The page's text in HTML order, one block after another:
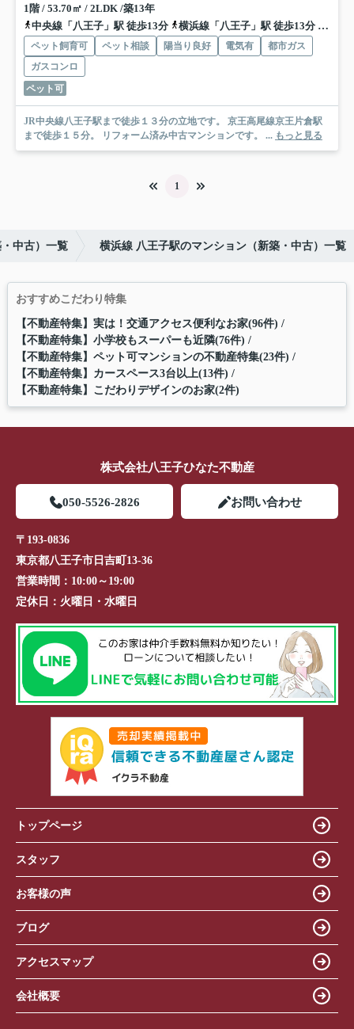
1階 / 53.70㎡ / 2LDK /築13年
中央線「八王子」駅 徒歩13分
横浜線「八王子」駅 徒歩13分 八高
ペット飼育可 ペット相談 陽当り良好 電気有
都市ガス
ガスコンロ
ペット可
JR中央線八王子駅まで徒歩１３分の立地です。 京王高尾線京王片倉駅
まで徒歩１５分。 リフォーム済み中古マンションです。 ... もっと見る
1
中古）一覧 横浜線 八王子駅のマンション（新築・中古）一覧
おすすめこだわり特集
【不動産特集】実は！交通アクセス便利なお家(96件)
【不動産特集】小学校もスーパーも近隣(76件)
【不動産特集】ペット可マンションの不動産特集(23件)
【不動産特集】カースペース3台以上(13件)
【不動産特集】こだわりデザインのお家(2件)
株式会社八王子ひなた不動産
050-5526-2826 お問い合わせ
〒193-0836
東京都八王子市日吉町13-36
営業時間： 10:00～19:00
定休日： 火曜日・水曜日
トップページ
スタッフ
お客様の声
ブログ
アクセスマップ
会社概要